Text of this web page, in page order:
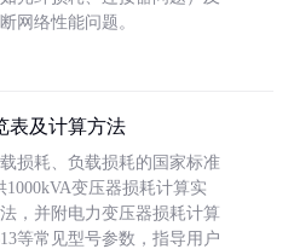
网络性能问题。
表及计算方法
损耗、负载损耗的国家标准
1000kVA变压器损耗计算实
，并附电力变压器损耗计算
等常见型号参数，指导用户